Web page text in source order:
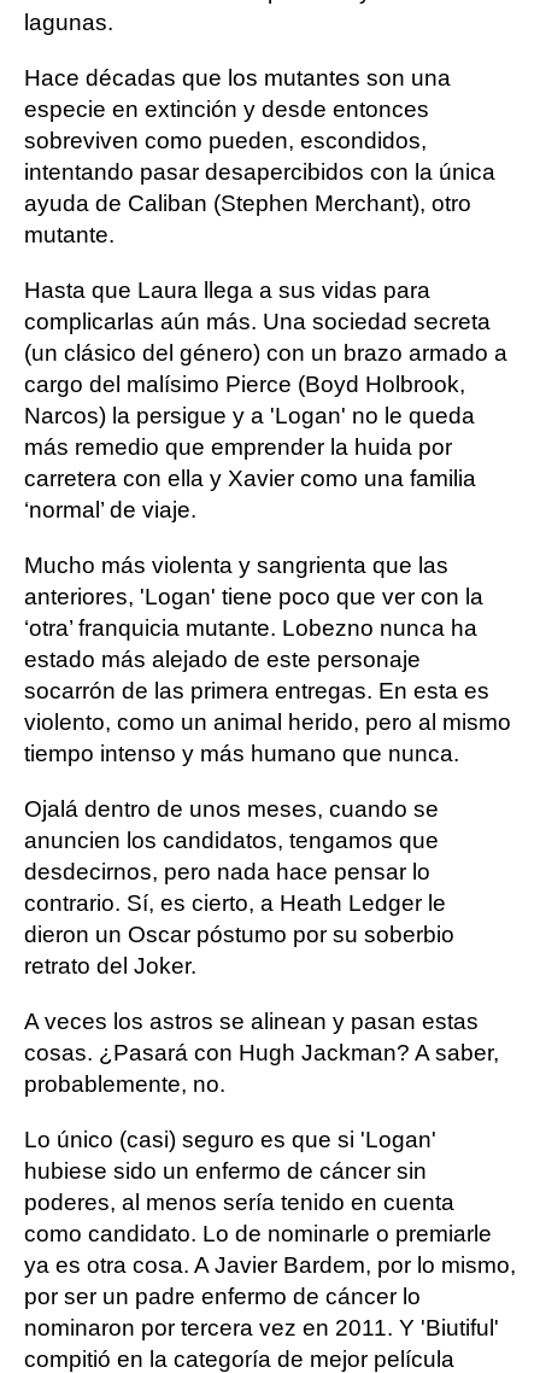
lagunas.
Hace décadas que los mutantes son una
especie en extinción y desde entonces
sobreviven como pueden, escondidos,
intentando pasar desapercibidos con la única
ayuda de Caliban (Stephen Merchant), otro
mutante.
Hasta que Laura llega a sus vidas para
complicarlas aún más. Una sociedad secreta
(un clásico del género) con un brazo armado a
cargo del malísimo Pierce (Boyd Holbrook,
Narcos) la persigue y a 'Logan' no le queda
más remedio que emprender la huida por
carretera con ella y Xavier como una familia
‘normal’ de viaje.
Mucho más violenta y sangrienta que las
anteriores, 'Logan' tiene poco que ver con la
‘otra’ franquicia mutante. Lobezno nunca ha
estado más alejado de este personaje
socarrón de las primera entregas. En esta es
violento, como un animal herido, pero al mismo
tiempo intenso y más humano que nunca.
Ojalá dentro de unos meses, cuando se
anuncien los candidatos, tengamos que
desdecirnos, pero nada hace pensar lo
contrario. Sí, es cierto, a Heath Ledger le
dieron un Oscar póstumo por su soberbio
retrato del Joker.
A veces los astros se alinean y pasan estas
cosas. ¿Pasará con Hugh Jackman? A saber,
probablemente, no.
Lo único (casi) seguro es que si 'Logan'
hubiese sido un enfermo de cáncer sin
poderes, al menos sería tenido en cuenta
como candidato. Lo de nominarle o premiarle
ya es otra cosa. A Javier Bardem, por lo mismo,
por ser un padre enfermo de cáncer lo
nominaron por tercera vez en 2011. Y 'Biutiful'
compitió en la categoría de mejor película